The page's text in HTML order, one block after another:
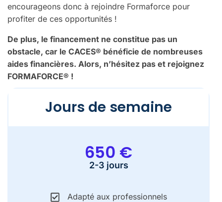
encourageons donc à rejoindre Formaforce pour
profiter de ces opportunités !
De plus, le financement ne constitue pas un
obstacle, car le CACES® bénéficie de nombreuses
aides financières. Alors, n’hésitez pas et rejoignez
FORMAFORCE® !
Jours de semaine
650 €
2-3 jours​
Adapté aux professionnels